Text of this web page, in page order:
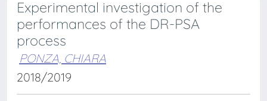
Experimental investigation of the
performances of the DR-PSA
process
PONZA, CHIARA
2018/2019